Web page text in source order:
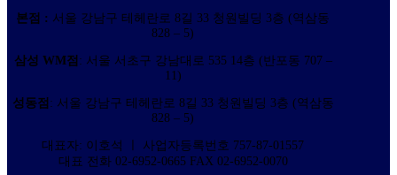
본점 : 서울 강남구 테헤란로 8길 33 청원빌딩 3층 (역삼동
828 – 5)
삼성 WM점 : 서울 서초구 강남대로 535 14층 (반포동 707 –
11)
성동점 : 서울 강남구 테헤란로 8길 33 청원빌딩 3층 (역삼동
828 – 5)
대표자: 이호석 ㅣ 사업자등록번호 757-87-01557
대표 전화 02-6952-0665 FAX 02-6952-0070